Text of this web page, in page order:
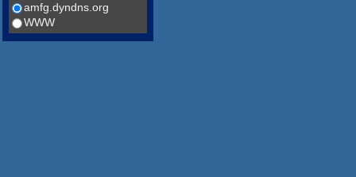
amfg.dyndns.org
WWW